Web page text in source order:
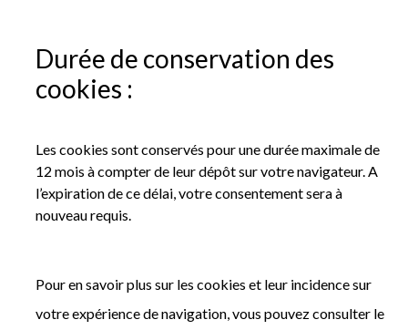
Durée de conservation des
cookies :
Les cookies sont conservés pour une durée maximale de
12 mois à compter de leur dépôt sur votre navigateur. A
l’expiration de ce délai, votre consentement sera à
nouveau requis.
Pour en savoir plus sur les cookies et leur incidence sur
votre expérience de navigation, vous pouvez consulter le